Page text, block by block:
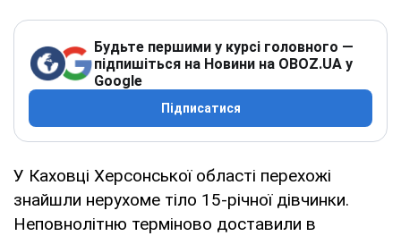
Будьте першими у курсі головного —
підпишіться на Новини на OBOZ.UA у
Google
Підписатися
У Каховці Херсонської області перехожі
знайшли нерухоме тіло 15-річної дівчинки.
Неповнолітню терміново доставили в